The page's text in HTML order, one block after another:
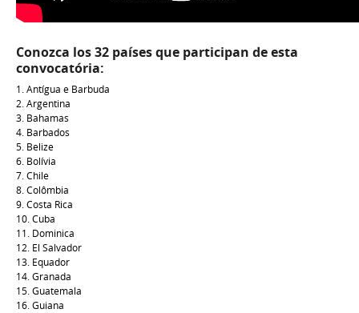
Conozca los 32 países que participan de esta
convocatória:
1. Antígua e Barbuda
2. Argentina
3. Bahamas
4. Barbados
5. Belize
6. Bolívia
7. Chile
8. Colômbia
9. Costa Rica
10. Cuba
11. Dominica
12. El Salvador
13. Equador
14. Granada
15. Guatemala
16. Guiana